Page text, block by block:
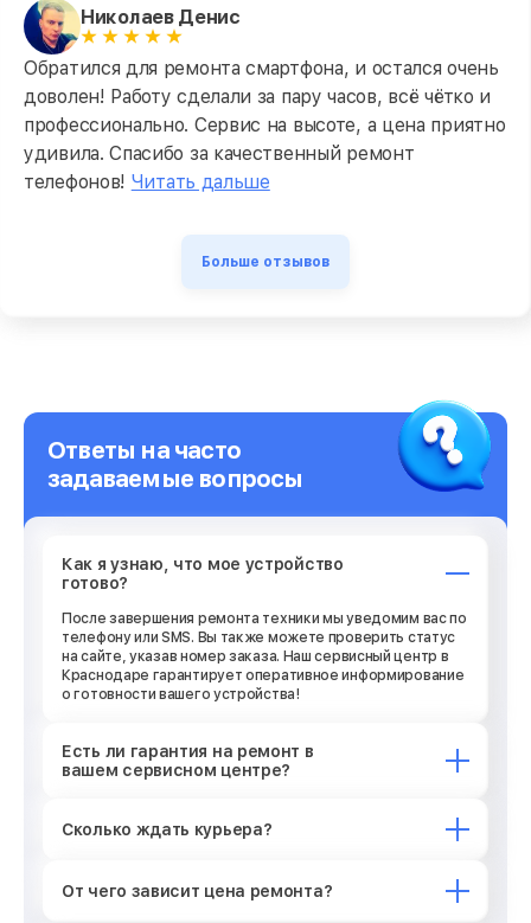
Николаев Денис
Обратился для ремонта смартфона, и остался очень
доволен! Работу сделали за пару часов, всё чётко и
профессионально. Сервис на высоте, а цена приятно
удивила. Спасибо за качественный ремонт
телефонов! Читать дальше
Больше отзывов
Ответы на часто
задаваемые вопросы
Как я узнаю, что мое устройство
готово?
После завершения ремонта техники мы уведомим вас по
телефону или SMS. Вы также можете проверить статус
на сайте, указав номер заказа. Наш сервисный центр в
Краснодаре гарантирует оперативное информирование
о готовности вашего устройства!
Есть ли гарантия на ремонт в
вашем сервисном центре?
Сколько ждать курьера?
От чего зависит цена ремонта?